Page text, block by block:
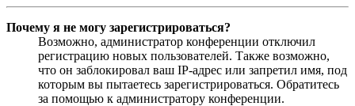
Почему я не могу зарегистрироваться?
Возможно, администратор конференции отключил
регистрацию новых пользователей. Также возможно,
что он заблокировал ваш IP-адрес или запретил имя, под
которым вы пытаетесь зарегистрироваться. Обратитесь
за помощью к администратору конференции.